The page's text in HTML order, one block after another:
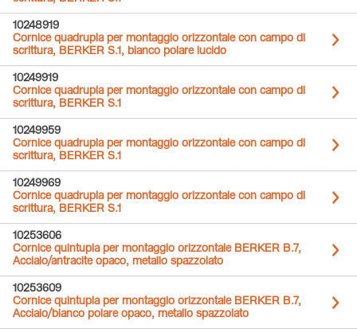
10248919
Cornice quadrupla per montaggio orizzontale con campo di
scrittura, BERKER S.1, bianco polare lucido
10249919
Cornice quadrupla per montaggio orizzontale con campo di
scrittura, BERKER S.1
10249959
Cornice quadrupla per montaggio orizzontale con campo di
scrittura, BERKER S.1
10249969
Cornice quadrupla per montaggio orizzontale con campo di
scrittura, BERKER S.1
10253606
Cornice quintupla per montaggio orizzontale BERKER B.7,
Acciaio/antracite opaco, metallo spazzolato
10253609
Cornice quintupla per montaggio orizzontale BERKER B.7,
Acciaio/bianco polare opaco, metallo spazzolato